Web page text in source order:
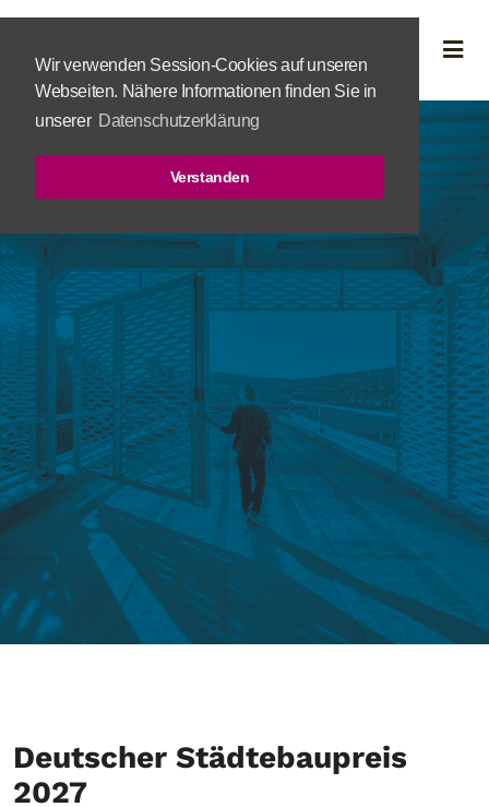
Wir verwenden Session-Cookies auf unseren
Webseiten. Nähere Informationen finden Sie in
unserer Datenschutzerklärung
Verstanden
Deutscher Städtebaupreis
2027